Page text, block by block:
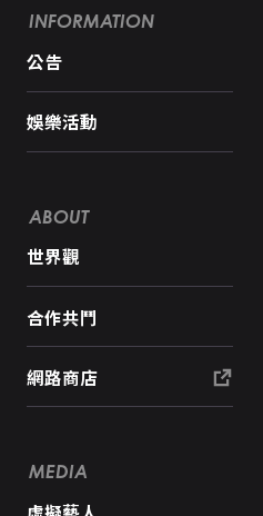
INFORMATION
公告
娛樂活動
ABOUT
世界觀
合作共鬥
網路商店
MEDIA